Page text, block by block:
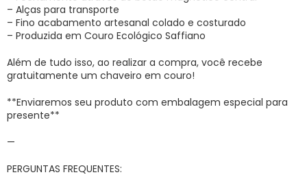
– Alças para transporte
– Fino acabamento artesanal colado e costurado
– Produzida em Couro Ecológico Saffiano
Além de tudo isso, ao realizar a compra, você recebe
gratuitamente um chaveiro em couro!
**Enviaremos seu produto com embalagem especial para
presente**
—
PERGUNTAS FREQUENTES: